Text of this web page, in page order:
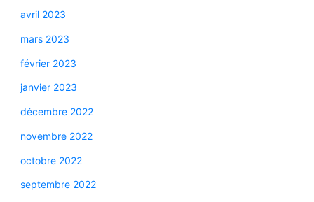
avril 2023
mars 2023
février 2023
janvier 2023
décembre 2022
novembre 2022
octobre 2022
septembre 2022